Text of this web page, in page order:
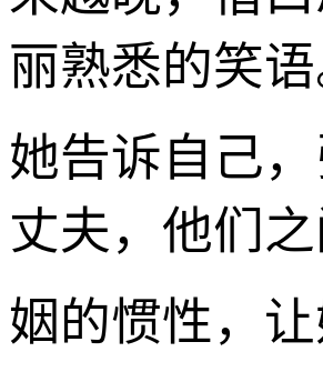
丽熟悉的笑
她告诉自己
丈夫，他们
姻的惯性，